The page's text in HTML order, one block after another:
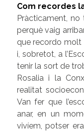
Com recordes
Pràcticament, no
perquè vaig
que recordo molt
i, sobretot, a
tenir la sort de
Rosalia i la
realitat
Van fer que
anar, en un
vivíem, potser